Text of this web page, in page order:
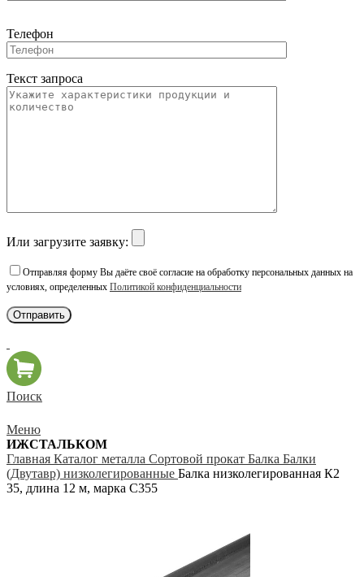
Телефон
Текст запроса
Или загрузите заявку:
Отправляя форму Вы даёте своё согласие на обработку персональных данных на
условиях, определенных Политикой конфиденциальности
Поиск
Меню
ИЖСТАЛЬКОМ
Главная Каталог металла Сортовой прокат Балка Балки
(Двутавр) низколегированные Балка низколегированная К2
35, длина 12 м, марка С355